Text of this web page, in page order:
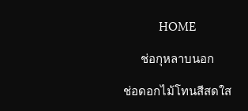
HOME
ช่อกุหลาบนอก
ช่อดอกไม้โทนสีสดใส